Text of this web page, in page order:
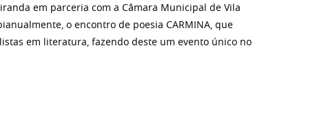
em parceria com a Câmara Municipal de Vila
o encontro de poesia CARMINA, que
em literatura, fazendo deste um evento único no